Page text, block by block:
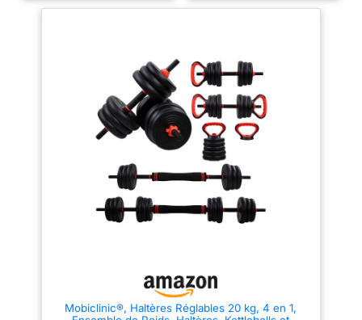
maintiennent les plaques en
place et évitent les bruits
gênants 【ROBUSTE ET
DURABLE】Un revêtement en
plastique de qualité ainsi qu’un
remplissage en béton et en
sable est plus sûr d’utilisation
permettant de profiter de ces
haltères pendant de
nombreuses années ! 【POUR
DIFFÉRENTS TYPES
D'ENTRAÎNEMENT】Avec ces
haltères, vous travaillez vos
【MONTAGE ET DÉMONTAGE
simple et les accessoires
place et évitent les bruits
gênants 【ROBUSTE ET
DURABLE】Fabriqué en fonte
de qualité et doté de barres
galvanisées et d’une surface
traitée par poudrage, ce kit
d'haltères est robuste et
durable pour les années à venir
【POUR DIFFÉRENTS TYPES
D'ENTRAÎNEMENT】Avec ces
haltères, vous travaillez vos
bras, épaules, poitrine,
abdominaux, dos et jambes.
Niveau débutant ou avancé, ces
avec sa structure simple et un
s’assemble rapidement. Faire
Mobiclinic®, Haltères Réglables 20 kg, 4 en 1,